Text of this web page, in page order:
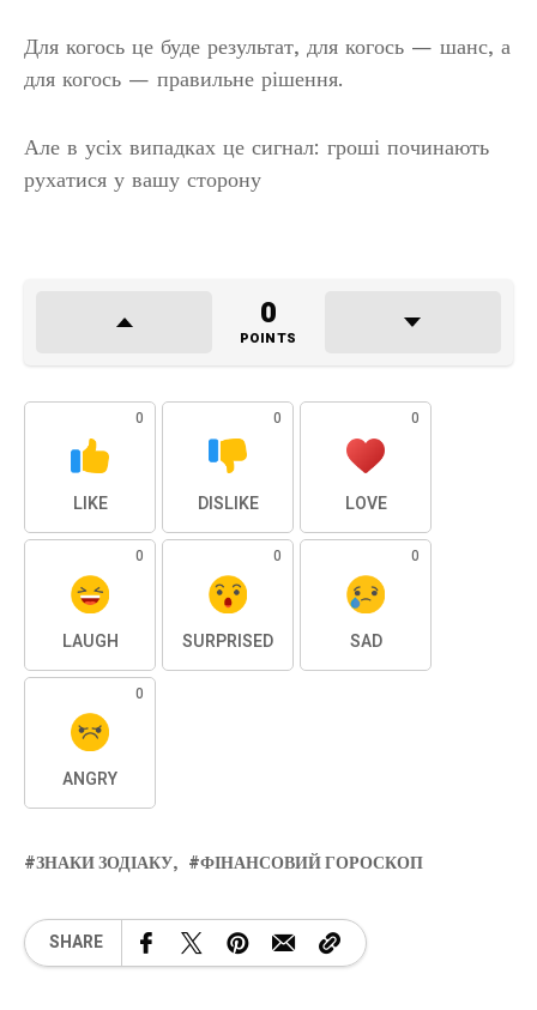
Для когось це буде результат, для когось — шанс, а
для когось — правильне рішення.
Але в усіх випадках це сигнал: гроші починають
рухатися у вашу сторону
0
POINTS
0
LIKE
0
DISLIKE
0
LOVE
0
LAUGH
0
SURPRISED
0
SAD
0
ANGRY
ЗНАКИ ЗОДІАКУ ФІНАНСОВИЙ ГОРОСКОП
SHARE